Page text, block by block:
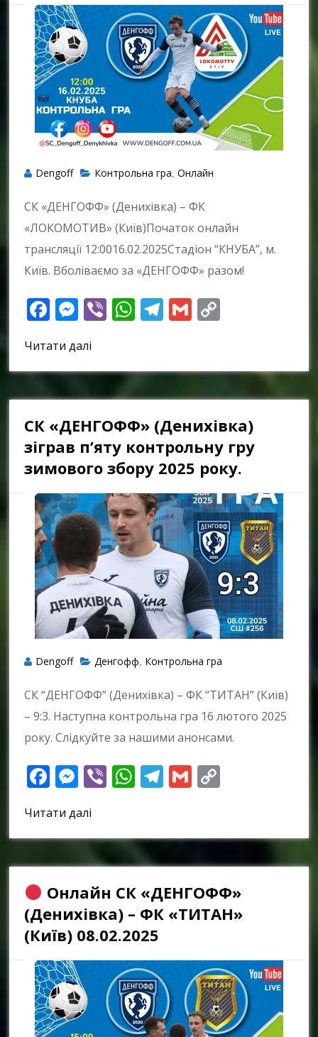
Dengoff Контрольна гра ,Онлайн
СК «ДЕНГОФФ» (Денихівка) – ФК
«ЛОКОМОТИВ» (Київ)Початок онлайн
трансляції 12:0016.02.2025Стадіон “КНУБА”, м.
Київ. Вболіваємо за «ДЕНГОФФ» разом!
Facebook
Messenger
ViberWhatsApp
Telegram
Gmail
Читати далі
СК «ДЕНГОФФ» (Денихівка)
зіграв п’яту контрольну гру
зимового збору 2025 року.
Dengoff Денгофф Контрольна гра
СК “ДЕНГОФФ” (Денихівка) – ФК “ТИТАН” (Київ)
– 9:3. Наступна контрольна гра 16 лютого 2025
року. Слідкуйте за нашими анонсами.
Facebook
Messenger
ViberWhatsApp
Telegram
Gmail
Читати далі
Онлайн СК «ДЕНГОФФ»
(Денихівка) – ФК «ТИТАН»
(Київ) 08.02.2025